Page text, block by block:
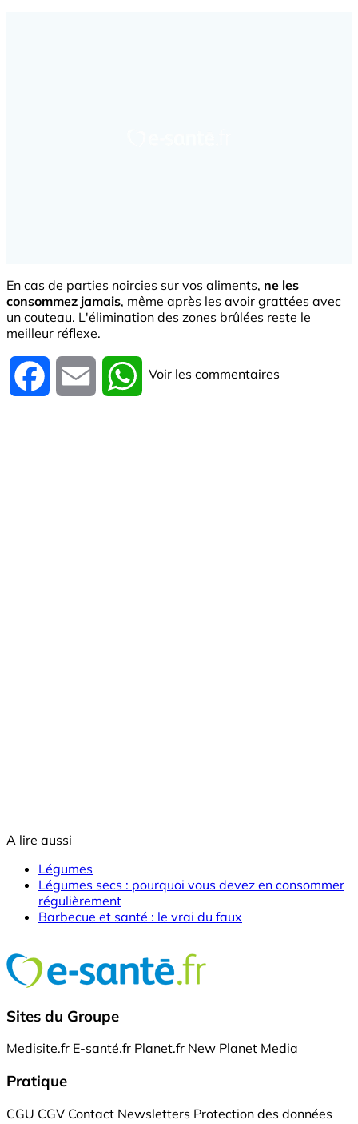
En cas de parties noircies sur vos aliments, ne les
consommez jamais, même après les avoir grattées avec
un couteau. L'élimination des zones brûlées reste le
meilleur réflexe.
Facebook Email WhatsApp
Voir les commentaires
A lire aussi
Légumes
Légumes secs : pourquoi vous devez en consommer
régulièrement
Barbecue et santé : le vrai du faux
Sites du Groupe
Medisite.fr E-santé.fr Planet.fr New Planet Media
Pratique
CGU CGV Contact Newsletters Protection des données